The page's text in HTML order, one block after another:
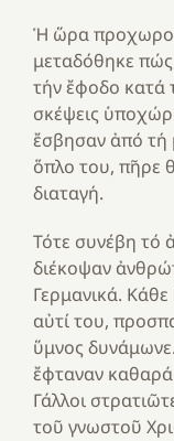
Ἡ ὥρα
μεταδόθηκε πώς
τήν ἔφοδο κατά
σκέψεις
ἔσβησαν ἀπό τή
ὅπλο του, πῆρε
διαταγή.
Τότε συνέβη τό
διέκοψαν
Γερμανικά. Κάθε
αὐτί του,
ὕμνος
ἔφταναν
Γάλλοι
τοῦ γνωστοῦ